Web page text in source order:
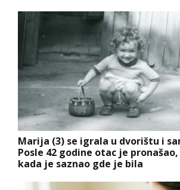
Marija (3) se igrala u dvorištu i
Posle 42 godine otac je
kada je saznao gde je bila